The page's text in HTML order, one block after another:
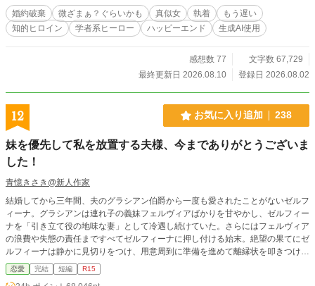
摘し、それでも続きを求めてくる。 一方、念願どおりジョナサンと結婚したア
ザリアは、今度はアプリコットの新しい暮らしまで真似し始める。 そこでジョ
ナサンはようやく気づく。 アザリアが欲しかったのは自分ではない。 アプリコ
時・18時・20時・22時の投稿となります。 その後は12時・22時投稿です。
婚約破棄 微ざまぁ？ぐらいかも 真似女 執着
もう遅い
知的ヒロイン
学者系ヒーロー ハッピーエンド 生成AI使用
感想数 77
文字数 67,729
最終更新日 2026.08.10
登録日 2026.08.02
12 お気に入り追加 238
妹を優先して私を放置する夫様、今までありがとうございま
した！
青憶きさき@新人作家
結婚してから三年間、夫のグラシアン伯爵から一度も愛されたことがないゼルフ
ィーナ。グラシアンは連れ子の義妹フェルヴィアばかりを甘やかし、ゼルフィー
ナを「引き立て役の地味な妻」として冷遇し続けていた。さらにはフェルヴィア
の浪費や失態の責任まですべてゼルフィーナに押し付ける始末。絶望の果てにゼ
ルフィーナは静かに見切りをつけ、用意周到に準備を進めて離縁状を叩きつけ、
屋敷を去る。 身一つで隣国へと向かったゼルフィーナを待っていたのは、「冷
血大公」と恐れられるクリステルだった。ゼルフィーナの真の才能と気品を見抜
恋愛 完結 短編 R15